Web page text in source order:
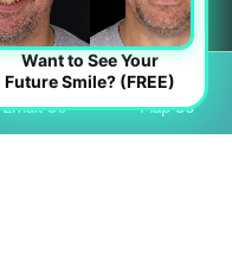
Email Us Map Us
Want to See Your
Future Smile? (FREE)